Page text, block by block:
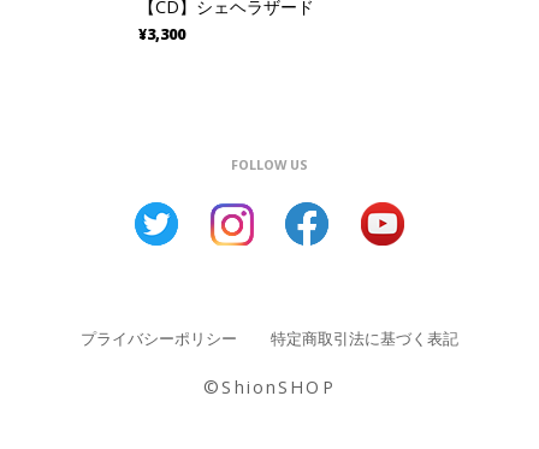
【CD】シェヘラザード
¥3,300
FOLLOW US
プライバシーポリシー 特定商取引法に基づく表記
©︎ShionSHOP